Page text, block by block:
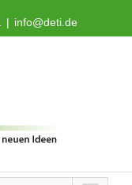
| info@deti.de